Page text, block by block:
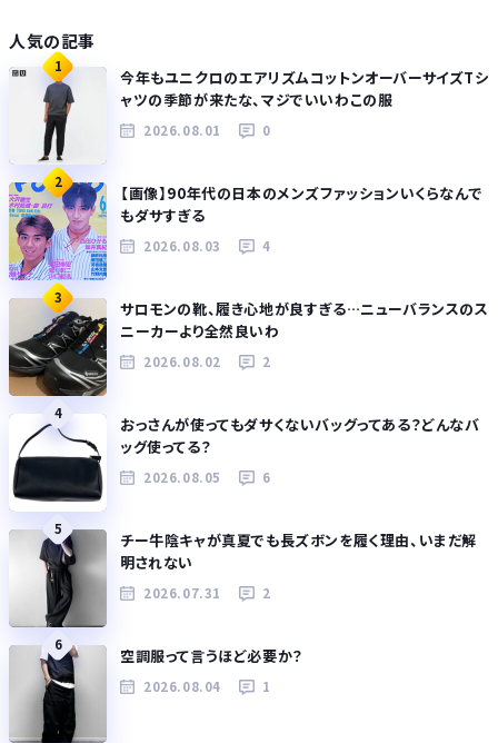
人気の記事
1
今年もユニクロのエアリズムコットンオーバーサイズTシ
ャツの季節が来たな、マジでいいわこの服
2026.08.01 0
2
【画像】90年代の日本のメンズファッションいくらなんで
もダサすぎる
2026.08.03 4
3
サロモンの靴、履き心地が良すぎる…ニューバランスのス
ニーカーより全然良いわ
2026.08.02 2
4
おっさんが使ってもダサくないバッグってある？どんなバ
ッグ使ってる？
2026.08.05 6
5
チー牛陰キャが真夏でも長ズボンを履く理由、いまだ解
明されない
2026.07.31 2
6
空調服って言うほど必要か？
2026.08.04 1